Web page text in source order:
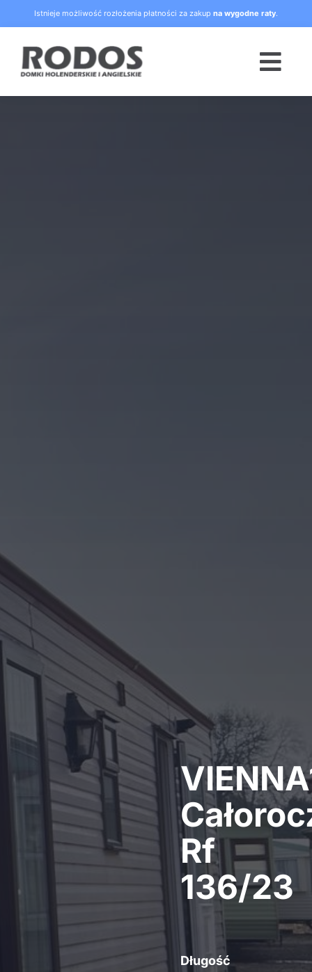
to
content
Istnieje możliwość rozłożenia płatności za zakup na wygodne raty.
Rf
136/23
Długość